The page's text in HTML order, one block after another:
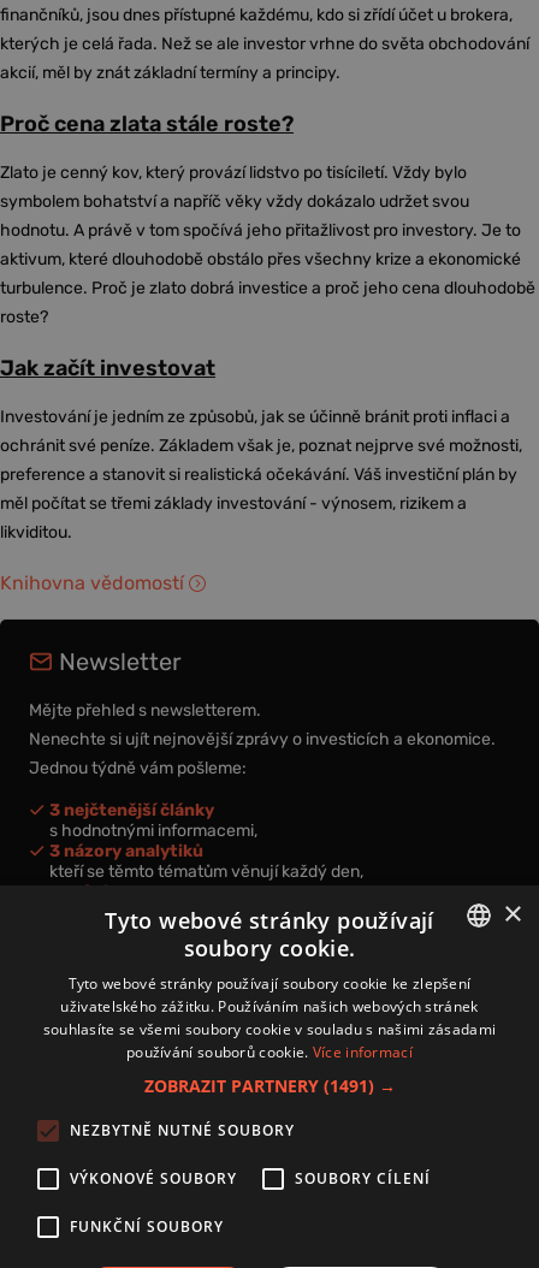
finančníků, jsou dnes přístupné každému, kdo si zřídí účet u brokera,
kterých je celá řada. Než se ale investor vrhne do světa obchodování
akcií, měl by znát základní termíny a principy.
Proč cena zlata stále roste?
Zlato je cenný kov, který provází lidstvo po tisíciletí. Vždy bylo
symbolem bohatství a napříč věky vždy dokázalo udržet svou
hodnotu. A právě v tom spočívá jeho přitažlivost pro investory. Je to
aktivum, které dlouhodobě obstálo přes všechny krize a ekonomické
turbulence. Proč je zlato dobrá investice a proč jeho cena dlouhodobě
roste?
Jak začít investovat
Investování je jedním ze způsobů, jak se účinně bránit proti inflaci a
ochránit své peníze. Základem však je, poznat nejprve své možnosti,
preference a stanovit si realistická očekávání. Váš investiční plán by
měl počítat se třemi základy investování - výnosem, rizikem a
likviditou.
Knihovna vědomostí
Newsletter
Mějte přehled s newsletterem.
Nenechte si ujít nejnovější zprávy o investicích a ekonomice.
Jednou týdně vám pošleme:
3 nejčtenější články
s hodnotnými informacemi,
3 názory analytiků
kteří se těmto tématům věnují každý den,
nová videa a podcasty
k prohloubení vašich znalostí.
Přihlášením k newsletteru vyjadřujete svůj souhlas spodmínkami
zpracování osobních údajů.
Zásady používání souborů cookies
Autoři
Nastavení cookies
CZECH
×
Tyto webové stránky používají
soubory cookie.
Tyto webové stránky používají soubory cookie ke zlepšení
uživatelského zážitku. Používáním našich webových stránek
souhlasíte se všemi soubory cookie v souladu s našimi zásadami
používání souborů cookie. Více informací
ZOBRAZIT PARTNERY (1491) →
NEZBYTNĚ NUTNÉ SOUBORY
VÝKONOVÉ SOUBORY SOUBORY CÍLENÍ
FUNKČNÍ SOUBORY